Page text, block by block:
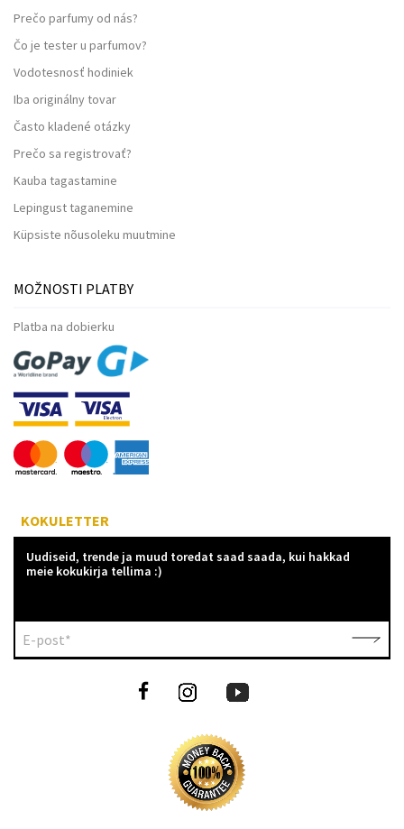
Prečo parfumy od nás?
Čo je tester u parfumov?
Vodotesnosť hodiniek
Iba originálny tovar
Často kladené otázky
Prečo sa registrovať?
Kauba tagastamine
Lepingust taganemine
Küpsiste nõusoleku muutmine
MOŽNOSTI PLATBY
Platba na dobierku
KOKULETTER
Uudiseid, trende ja muud toredat saad saada, kui hakkad
meie kokukirja tellima :)
E-post*